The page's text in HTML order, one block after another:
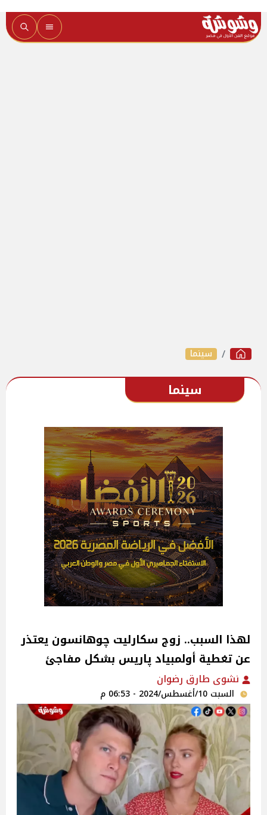
سينما
سينما
لهذا السبب.. زوج سكارليت چوهانسون يعتذر
عن تغطية أولمبياد پاريس بشكل مفاجئ
نشوى طارق رضوان
السبت 10/أغسطس/2024 - 06:53 م